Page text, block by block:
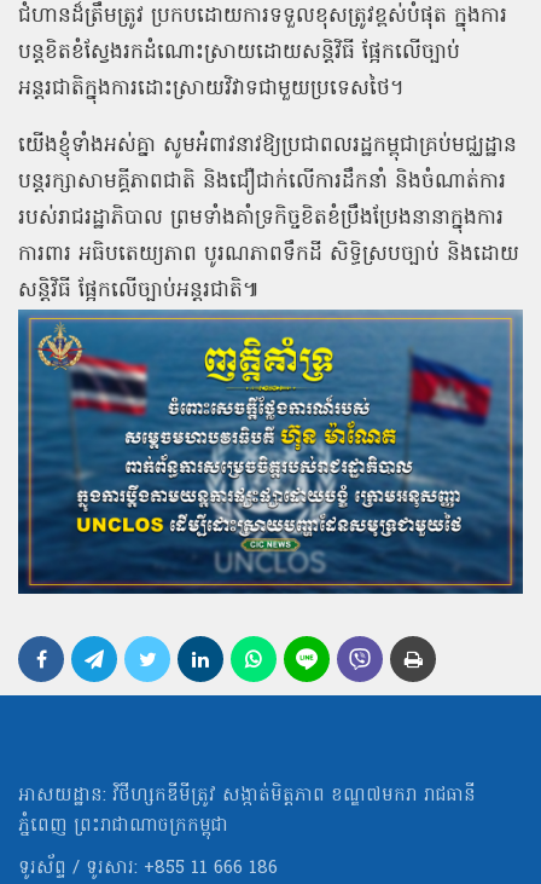
ជំហានដ៏ត្រឹមត្រូវ ប្រកបដោយការទទួលខុសត្រូវខ្ពស់បំផុត ក្នុងការ
បន្តខិតខំស្វែងរកដំណោះស្រាយដោយសន្តិវិធី ផ្អែកលើច្បាប់
អន្តរជាតិក្នុងការដោះស្រាយវិវាទជាមួយប្រទេសថៃ។
យើងខ្ញុំទាំងអស់គ្នា សូមអំពាវនាវឱ្យប្រជាពលរដ្ឋកម្ពុជាគ្រប់មជ្ឈដ្ឋាន
បន្តរក្សាសាមគ្គីភាពជាតិ និងជឿជាក់លើការដឹកនាំ និងចំណាត់ការ
របស់រាជរដ្ឋាភិបាល ព្រមទាំងគាំទ្រកិច្ចខិតខំប្រឹងប្រែងនានាក្នុងការ
ការពារ អធិបតេយ្យភាព បូរណភាពទឹកដី សិទ្ធិស្របច្បាប់ និងដោយ
សន្តិវិធី ផ្អែកលើច្បាប់អន្តរជាតិ៕
អាសយដ្ឋាន: វិថីហ្សកឌីមីត្រូវ សង្កាត់មិត្ដភាព ខណ្ឌ៧មករា រាជធានី
ភ្នំពេញ ព្រះរាជាណាចក្រកម្ពុជា
ទូរស័ព្ទ / ទូរសារ: +855 11 666 186